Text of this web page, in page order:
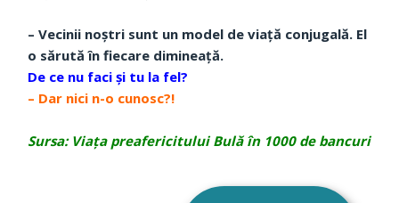
– Vecinii noștri sunt un model de viață conjugală. El
o sărută în fiecare dimineață.
De ce nu faci și tu la fel?
– Dar nici n-o cunosc?!
Sursa: Viața preafericitului Bulă în 1000 de bancuri